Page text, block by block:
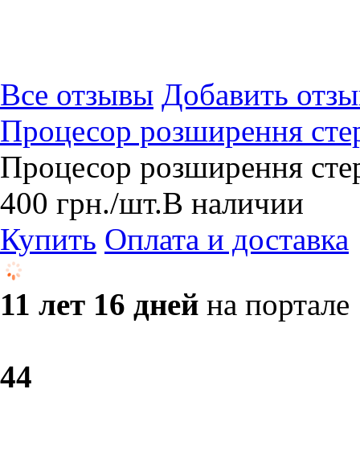
Все отзывы Добавить
Процесор розширення
Процесор розширення
400 грн./шт.В наличии
Купить Оплата и доставка
11 лет 16 дней на портале
44